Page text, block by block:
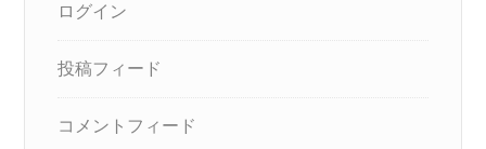
ログイン
投稿フィード
コメントフィード